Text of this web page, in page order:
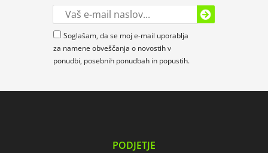
Soglašam, da se moj e-mail uporablja
za namene obveščanja o novostih v
ponudbi, posebnih ponudbah in popustih.
PODJETJE